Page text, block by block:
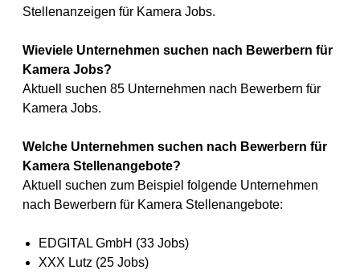
Stellenanzeigen für Kamera Jobs.
Wieviele Unternehmen suchen nach Bewerbern für
Kamera Jobs?
Aktuell suchen 85 Unternehmen nach Bewerbern für
Kamera Jobs.
Welche Unternehmen suchen nach Bewerbern für
Kamera Stellenangebote?
Aktuell suchen zum Beispiel folgende Unternehmen
nach Bewerbern für Kamera Stellenangebote:
EDGITAL GmbH (33 Jobs)
XXX Lutz (25 Jobs)